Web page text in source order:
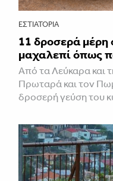
ΕΣΤΙΑΤΌΡΙΑ
11 δροσερά μέρη
μαχαλεπί όπως
Από τα Λεύκαρα και
Πρωταρά και τον
δροσερή γεύση του